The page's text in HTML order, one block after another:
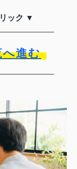
ック ▼
へ進む